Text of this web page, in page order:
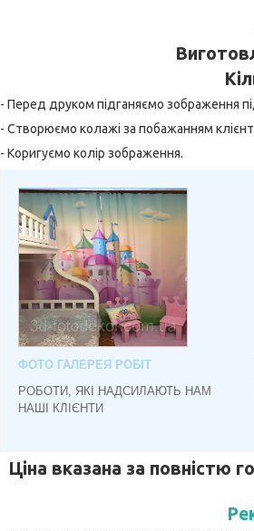
- Перед друком підганяємо зображення
- Створюємо колажі за побажанням
- Коригуємо колір зображення.
ФОТО ГАЛЕРЕЯ РОБІТ
РОБОТИ, ЯКІ НАДСИЛАЮТЬ НАМ
НАШІ КЛІЄНТИ
Ціна вказана за повністю